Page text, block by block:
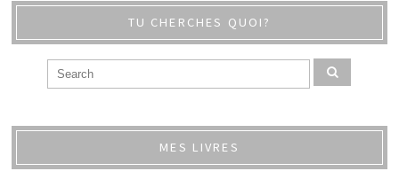
TU CHERCHES QUOI?
MES LIVRES